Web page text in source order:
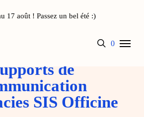
17 août ! Passez un bel été :)
search
account
0
Menu
de
SIS Officine